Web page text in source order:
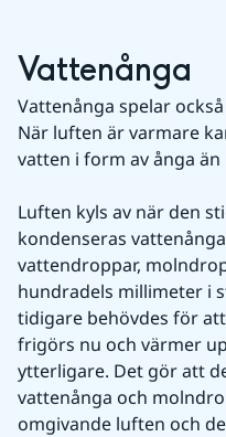
Vattenånga
Vattenånga spelar
När luften är varmare
vatten i form av ånga
Luften kyls av när den
kondenseras
vattendroppar,
hundradels millimeter i
tidigare behövdes för
frigörs nu och värmer
ytterligare. Det gör att
vattenånga och
omgivande luften och